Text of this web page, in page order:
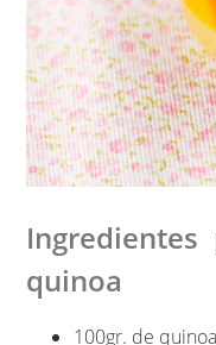
quinoa
100gr. de quinoa